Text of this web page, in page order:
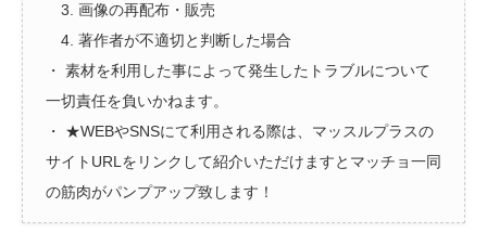
3. 画像の再配布・販売
4. 著作者が不適切と判断した場合
・ 素材を利用した事によって発生したトラブルについて
一切責任を負いかねます。
・ ★WEBやSNSにて利用される際は、マッスルプラスの
サイトURLをリンクして紹介いただけますとマッチョ一同
の筋肉がパンプアップ致します！